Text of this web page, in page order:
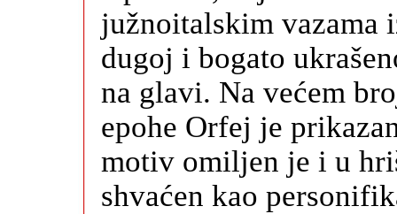
južnoitalskim vazama
dugoj i bogato
na glavi. Na većem
epohe Orfej je
motiv omiljen je i u
shvaćen kao